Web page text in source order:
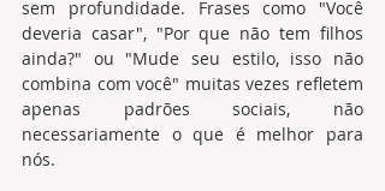
sem profundidade. Frases como "Você
deveria casar", "Por que não tem filhos
ainda?" ou "Mude seu estilo, isso não
combina com você" muitas vezes refletem
apenas padrões sociais, não
necessariamente o que é melhor para
nós.